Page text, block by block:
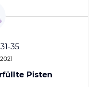
31-35
Pisten